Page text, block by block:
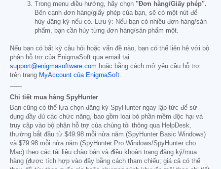
Trong menu điều hướng, hãy chọn "Đơn hàng/Giấy phép".
Bên cạnh đơn hàng/giấy phép của bạn, sẽ có một nút để
hủy đăng ký nếu có. Lưu ý: Nếu bạn có nhiều đơn hàng/sản
phẩm, bạn cần hủy từng đơn hàng/sản phẩm một.
Nếu bạn có bất kỳ câu hỏi hoặc vấn đề nào, bạn có thể liên hệ với bộ
phận hỗ trợ của EnigmaSoft qua email tại
support@enigmasoftware.com hoặc bằng cách mở yêu cầu hỗ trợ
trên trang MyAccount của EnigmaSoft.
------
Chi tiết mua hàng SpyHunter
Bạn cũng có thể lựa chọn đăng ký SpyHunter ngay lập tức để sử
dụng đầy đủ các chức năng, bao gồm loại bỏ phần mềm độc hại và
truy cập vào bộ phận hỗ trợ của chúng tôi thông qua HelpDesk,
thường bắt đầu từ $49.98 mỗi nửa năm (SpyHunter Basic Windows)
và $79.98 mỗi nửa năm (SpyHunter Pro Windows/SpyHunter cho
Mac) theo các tài liệu chào bán và điều khoản trang đăng ký/mua
hàng (được tích hợp vào đây bằng cách tham chiếu; giá cả có thể